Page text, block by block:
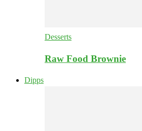
Desserts
Raw Food Brownie
Dipps